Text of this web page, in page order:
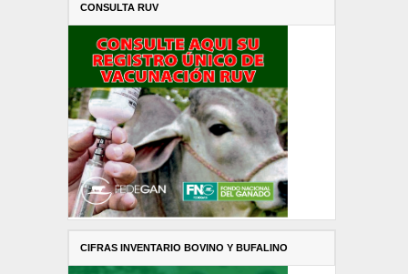
CONSULTA RUV
CIFRAS INVENTARIO BOVINO Y BUFALINO